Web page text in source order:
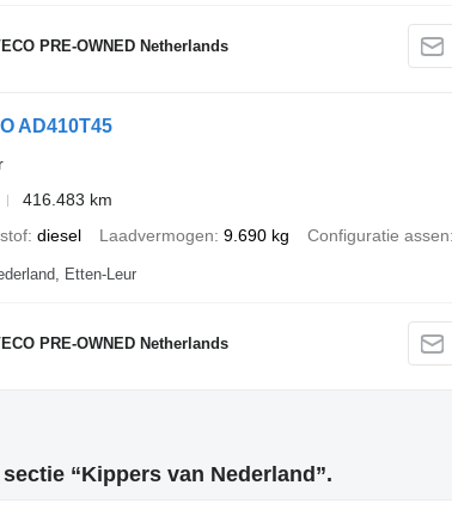
PRE-OWNED Netherlands
AD410T45
416.483 km
diesel Laadvermogen 9.690 kg Configuratie assen
Etten-Leur
PRE-OWNED Netherlands
“Kippers van Nederland”.